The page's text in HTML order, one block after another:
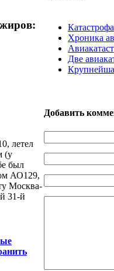
летел
(у
был
АО129,
Москва-
31-й
Хроника
Две
Добавить